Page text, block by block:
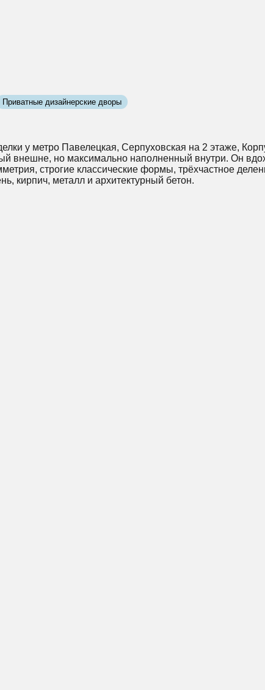
Приватные дизайнерские дворы
у метро Павелецкая, Серпуховская на 2 этаже,
но максимально наполненный внутри. Он
строгие классические формы, трёхчастное
кирпич, металл и архитектурный бетон.